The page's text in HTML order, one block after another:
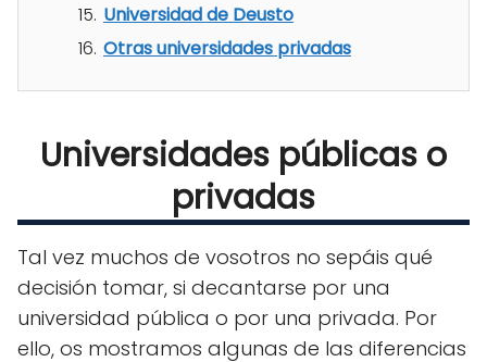
Universidad de Deusto
Otras universidades privadas
Universidades públicas o
privadas
Tal vez muchos de vosotros no sepáis qué
decisión tomar, si decantarse por una
universidad pública o por una privada. Por
ello, os mostramos algunas de las diferencias